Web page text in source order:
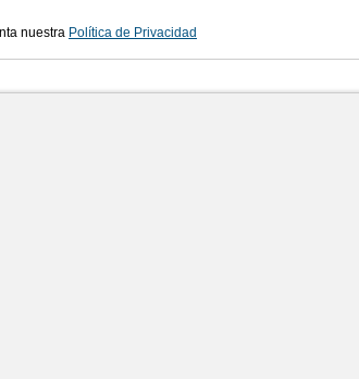
nuestra Política de Privacidad